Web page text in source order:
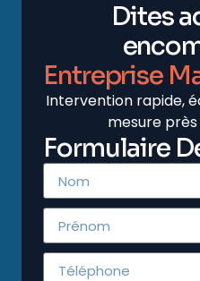
Dites
Entreprise
Intervention rapide,
mesure près
Formulaire